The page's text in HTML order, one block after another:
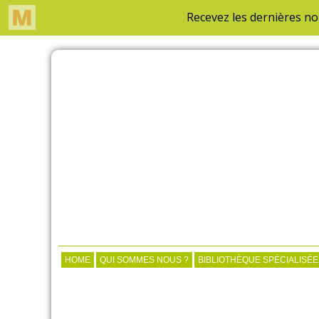
HOME QUI SOMMES NOUS ? BIBLIOTHÈQUE SPÉCIALISÉE